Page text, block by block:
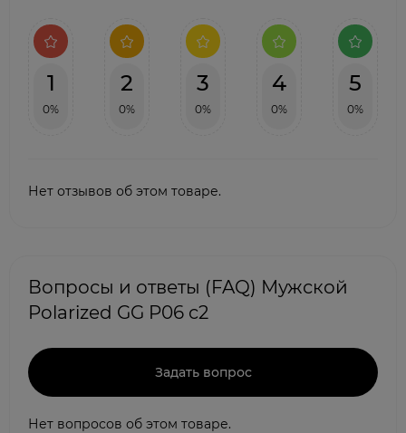
1
0%
2
0%
3
0%
4
0%
5
0%
Нет отзывов об этом товаре.
Вопросы и ответы (FAQ) Мужской
Polarized GG P06 c2
Задать вопрос
Нет вопросов об этом товаре.